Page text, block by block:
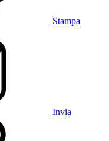
Stampa
Invia